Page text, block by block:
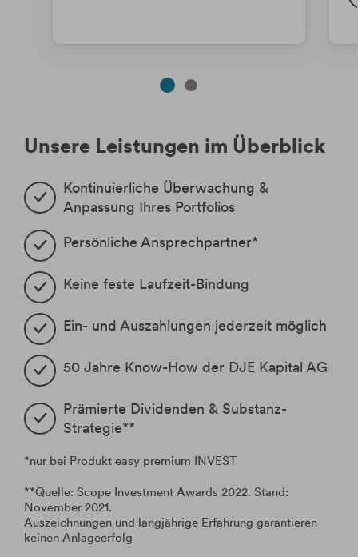
Unsere Leistungen im Überblick
Kontinuierliche Überwachung &
Anpassung Ihres Portfolios
Persönliche Ansprechpartner*
Keine feste Laufzeit-Bindung
Ein- und Auszahlungen jederzeit möglich
50 Jahre Know-How der DJE Kapital AG
Prämierte Dividenden & Substanz-
Strategie**
*nur bei Produkt easy premium INVEST
**Quelle: Scope Investment Awards 2022. Stand:
November 2021.
Auszeichnungen und langjährige Erfahrung garantieren
keinen Anlageerfolg